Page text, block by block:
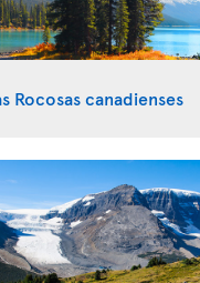
Rocosas canadienses